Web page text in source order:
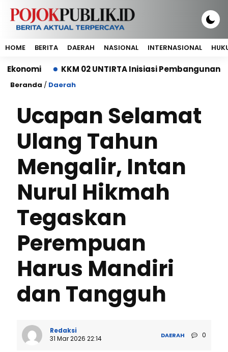
HOME BERITA DAERAH NASIONAL INTERNASIONAL
KKM 02 UNTIRTA Inisiasi Pembangunan Depo
Beranda / Daerah
Ucapan Selamat
Ulang Tahun
Mengalir, Intan
Nurul Hikmah
Tegaskan
Perempuan
Harus Mandiri
dan Tangguh
Redaksi
31 Mar 2026 22:14
DAERAH 0